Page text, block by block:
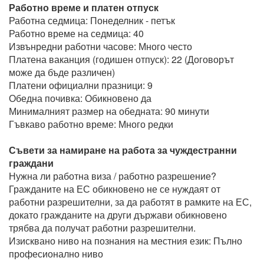
Работно време и платен отпуск
Работна седмица: Понеделник - петък
Работно време на седмица: 40
Извънредни работни часове: Много често
Платена ваканция (годишен отпуск): 22 (Договорът
може да бъде различен)
Платени официални празници: 9
Обедна почивка: Обикновено да
Минималният размер на обедната: 90 минути
Гъвкаво работно време: Много редки
Съвети за намиране на работа за чуждестранни
граждани
Нужна ли работна виза / работно разрешение?
Гражданите на ЕС обикновено не се нуждаят от
работни разрешителни, за да работят в рамките на ЕС,
докато гражданите на други държави обикновено
трябва да получат работни разрешителни.
Изисквано ниво на познания на местния език: Пълно
професионално ниво